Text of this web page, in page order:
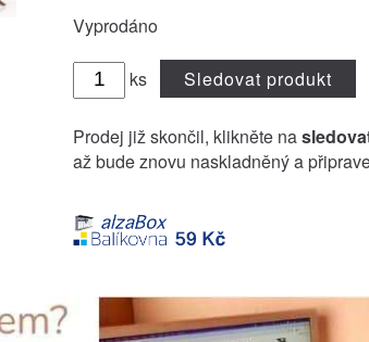
Vyprodáno
ks Sledovat produkt
Prodej již skončil, klikněte na
až bude znovu naskladněný a